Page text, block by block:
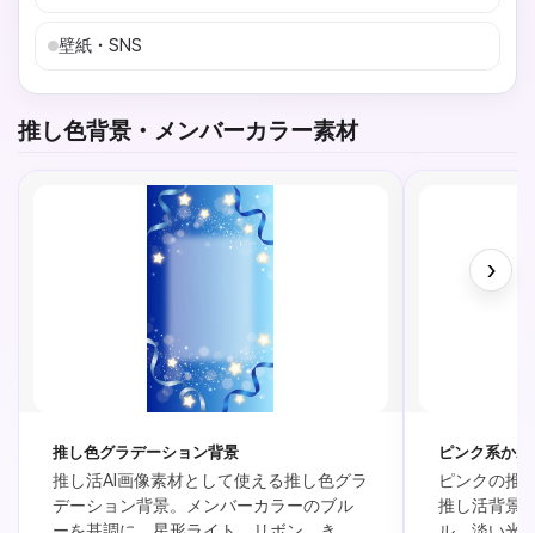
壁紙・SNS
推し色背景・メンバーカラー素材
推し色グラデーション背景
推し活AI画像素材として使える推し色グラ
デーション背景。メンバーカラーのブル
ピンク系か
ピンクの推
推し活背景
›